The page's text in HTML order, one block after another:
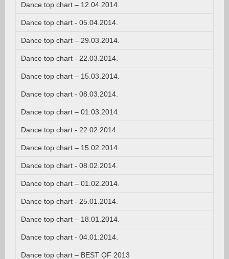
Dance top chart – 12.04.2014.
Dance top chart - 05.04.2014.
Dance top chart – 29.03.2014.
Dance top chart - 22.03.2014.
Dance top chart – 15.03.2014.
Dance top chart - 08.03.2014.
Dance top chart – 01.03.2014.
Dance top chart - 22.02.2014.
Dance top chart – 15.02.2014.
Dance top chart - 08.02.2014.
Dance top chart – 01.02.2014.
Dance top chart - 25.01.2014.
Dance top chart – 18.01.2014.
Dance top chart - 04.01.2014.
Dance top chart – BEST OF 2013